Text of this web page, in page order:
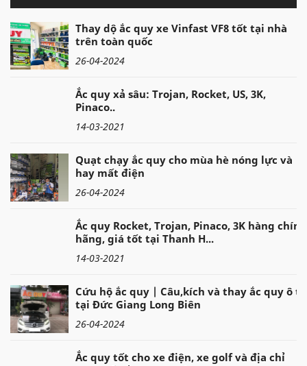
Thay dộ ắc quy xe Vinfast VF8 tốt tại nhà
trên toàn quốc
26-04-2024
Ắc quy xả sâu: Trojan, Rocket, US, 3K,
Pinaco..
14-03-2021
Quạt chạy ắc quy cho mùa hè nóng lực và
hay mất điện
26-04-2024
Ắc quy Rocket, Trojan, Pinaco, 3K hàng chính
hãng, giá tốt tại Thanh H...
14-03-2021
Cứu hộ ắc quy | Câu,kích và thay ắc quy ô tô
tại Đức Giang Long Biên
26-04-2024
Ắc quy tốt cho xe điện, xe golf và địa chỉ